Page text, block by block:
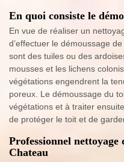
En quoi consiste le
En vue de réaliser un
d’effectuer le démoussage
sont des tuiles ou des
mousses et les lichens
végétations engendrent la
poreux. Le démoussage du
végétations et à traiter
de protéger le toit et de
Professionnel
Chateau